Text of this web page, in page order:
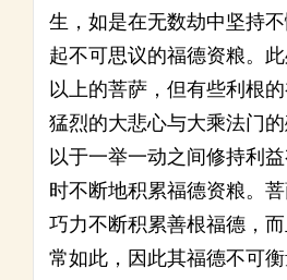
生，如是在无数劫中坚持
起不可思议的福德资粮。
以上的菩萨，但有些利根
猛烈的大悲心与大乘法门
以于一举一动之间修持利
时不断地积累福德资粮。
巧力不断积累善根福德，
常如此，因此其福德不可